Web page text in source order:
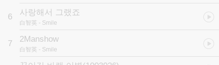
6 사랑해서 그랬죠
白智英 - Smile
7 2Manshow
白智英 - Smile